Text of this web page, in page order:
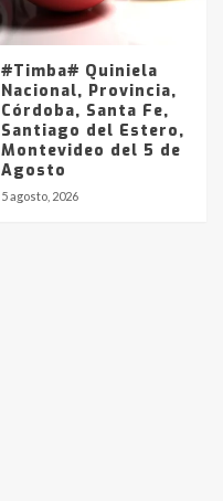
#Timba# Quiniela
Nacional, Provincia,
Córdoba, Santa Fe,
Santiago del Estero,
Montevideo del 5 de
Agosto
5 agosto, 2026